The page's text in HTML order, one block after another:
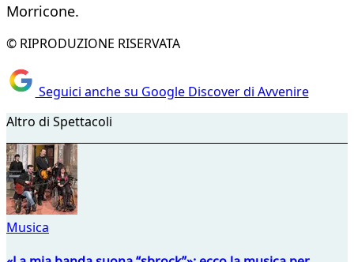
Morricone.
© RIPRODUZIONE RISERVATA
Seguici anche su Google Discover di Avvenire
Altro di Spettacoli
Musica